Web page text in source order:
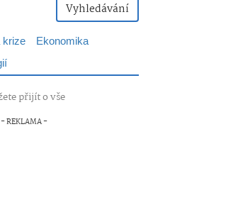
Vyhledávání
Ekonomika
přijít o vše